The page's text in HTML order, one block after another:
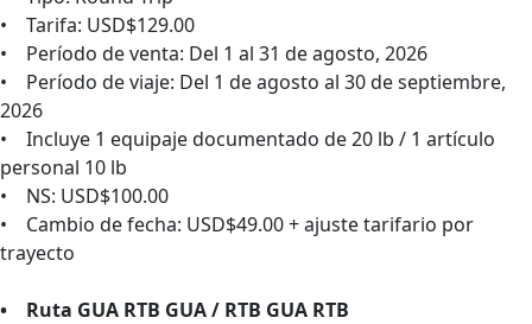
• Tarifa: USD$129.00
• Período de venta: Del 1 al 31 de agosto, 2026
• Período de viaje: Del 1 de agosto al 30 de septiembre,
2026
• Incluye 1 equipaje documentado de 20 lb / 1 artículo
personal 10 lb
• NS: USD$100.00
• Cambio de fecha: USD$49.00 + ajuste tarifario por
trayecto
• Ruta GUA RTB GUA / RTB GUA RTB